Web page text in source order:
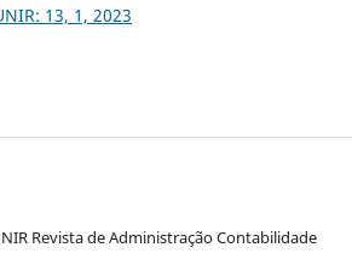
13, 1, 2023
Revista de Administração Contabilidade